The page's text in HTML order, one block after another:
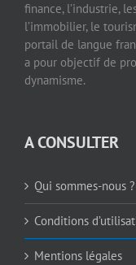
finance, l’industrie,
l’immobilier, le
portail de langue
a pour objectif de
dynamisme.
A CONSULTER
Qui sommes-nous ?
Conditions
Mentions légales